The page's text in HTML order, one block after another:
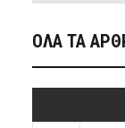
ΟΛΑ ΤΑ